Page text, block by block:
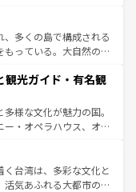
ピング、エンターテイ
トだ。一方、アメリカ
ドキャニオンやイエロー
美食が融合した独特の
地域で異なる魅力を楽
史を感じることができ
列車の旅も、アメリカ
多くの島で構成される
っている。大自然の神
観光地といえばオアフ
ウイ島やカウアイ島が
く海をはじめ、豊かな
ハスピリット」と呼ば
ワイアンミュージッ
てがハワイの魅力を彩
と感動が待っているハ
観光ガイド・有名観
様な文化が魅力の国。
・オペラハウス、オー
ウルル（エアーズロッ
ケアンズの熱帯雨林な
フェやワイン、オージ
台湾は、多彩な文化と
気あふれる大都市の台